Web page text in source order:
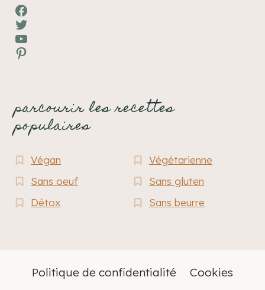
Facebook
Twitter
YouTube
Pinterest
parcourir les recettes
populaires
Végan
Végétarienne
Sans oeuf
Sans gluten
Détox
Sans beurre
Politique de confidentialité Cookies